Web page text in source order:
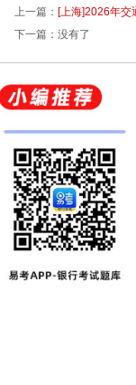
上一篇： [上海]2026年交
下一篇：没有了